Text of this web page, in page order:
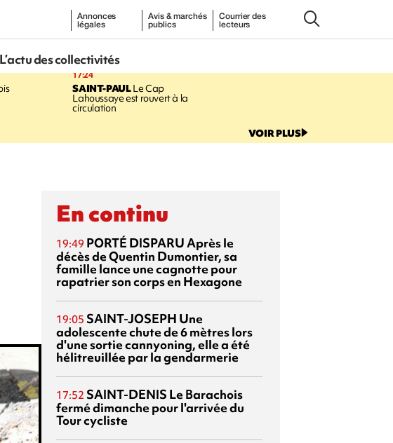
Annonces
légales
Avis & marchés
publics
Courrier des
lecteurs
L’actu des collectivités
17:24
SAINT-PAULLe Cap
Lahoussaye est rouvert à la
circulation
VOIR PLUS
En continu
19:49 PORTÉ DISPARUAprès le
décès de Quentin Dumontier, sa
famille lance une cagnotte pour
rapatrier son corps en Hexagone
19:05 SAINT-JOSEPH Une
adolescente chute de 6 mètres lors
d'une sortie cannyoning, elle a été
hélitreuillée par la gendarmerie
17:52 SAINT-DENIS Le Barachois
fermé dimanche pour l'arrivée du
Tour cycliste